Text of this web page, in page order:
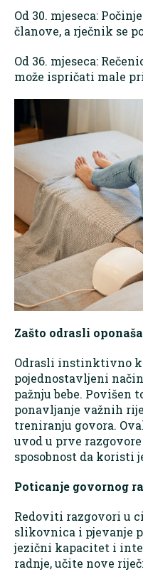
Od 30. mjeseca:
članove, a rječnik se
Od 36. mjeseca:
može ispričati male
Zašto odrasli
Odrasli instinktivno
pojednostavljeni
pažnju bebe. Povišen
ponavljanje važnih
treniranju govora.
uvod u prve
sposobnost da koristi
Poticanje govornog
Redoviti razgovori u
slikovnica i pjevanje
jezični kapacitet i
radnje, učite nove